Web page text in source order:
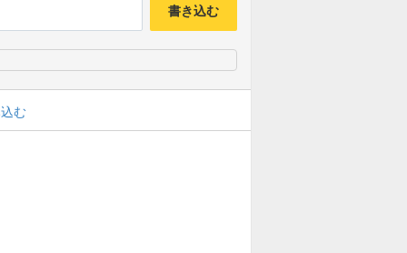
書き込む
む